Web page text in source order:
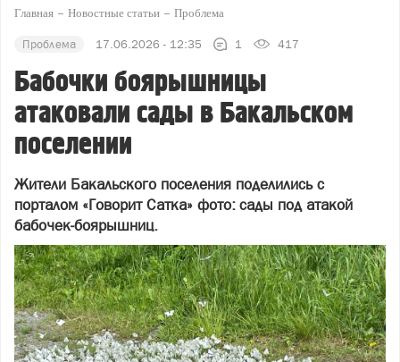
Главная Новостные статьи Проблема
Проблема 17.06.2026 - 12:35 1 417
Бабочки боярышницы
атаковали сады в Бакальском
поселении
Жители Бакальского поселения поделились с
порталом «Говорит Сатка» фото: сады под атакой
бабочек‑боярышниц.